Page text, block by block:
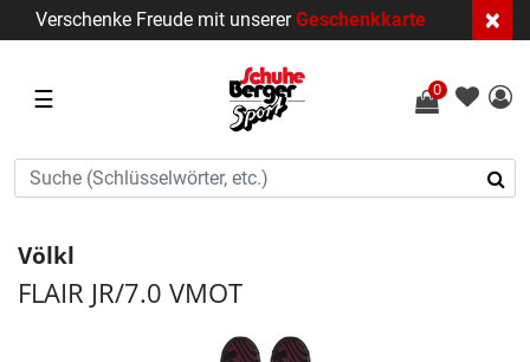
Verschenke Freude mit unsererGeschenkkarte ×
☰ 0
Völkl
FLAIR JR/7.0 VMOT